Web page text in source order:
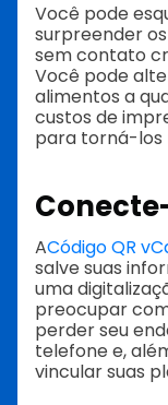
Você pode
surpreender
sem contato
Você pode
alimentos a
custos de
para torná-los
ACódigo QR
salve suas
uma
preocupar
perder seu
telefone e,
vincular suas